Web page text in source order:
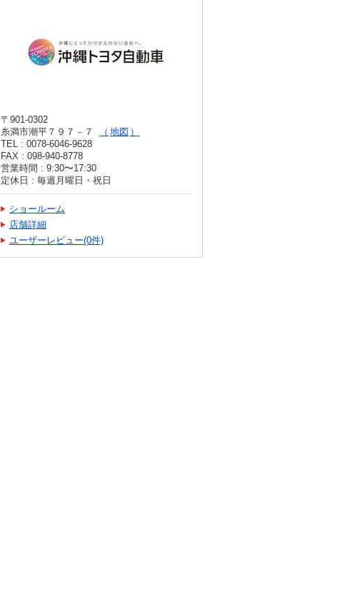
〒901-0302
糸満市潮平７９７－７
地図
TEL : 0078-6046-9628
FAX : 098-940-8778
営業時間 : 9:30〜17:30
定休日 : 毎週月曜日・祝日
ショールーム
店舗詳細
ユーザーレビュー(0件)